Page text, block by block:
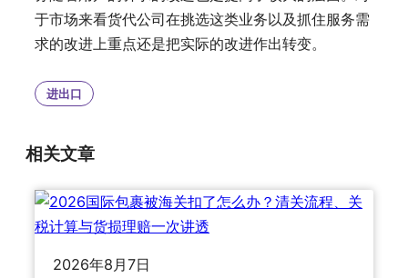
于市场来看货代公司在挑选这类业务以及抓住服务需
求的改进上重点还是把实际的改进作出转变。
进出口
相关文章
2026年8月7日